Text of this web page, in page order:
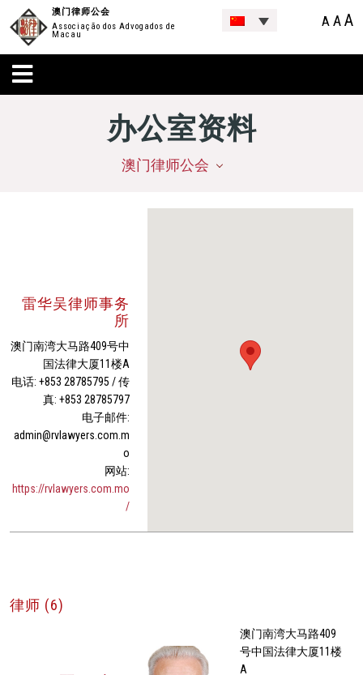
澳门律师公会
Associação dos Advogados de
Macau
A AA
办公室资料
澳门律师公会
雷华吴律师事务
所
澳门南湾大马路409号中
国法律大厦11楼A
电话: +853 28785795 / 传
真: +853 28785797
电子邮件:
admin@rvlawyers.com.m
o
网站:
https://rvlawyers.com.mo
/
律师 (6)
澳门南湾大马路409
号中国法律大厦11楼
A